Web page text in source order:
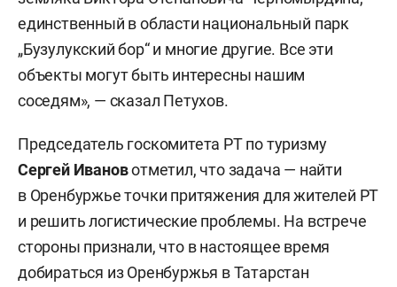
единственный в области национальный парк
„Бузулукский бор“ и многие другие. Все эти
объекты могут быть интересны нашим
соседям», — сказал Петухов.
Председатель госкомитета РТ по туризму
Сергей Ивановотметил, что задача — найти
в Оренбуржье точки притяжения для жителей РТ
и решить логистические проблемы. На встрече
стороны признали, что в настоящее время
добираться из Оренбуржья в Татарстан